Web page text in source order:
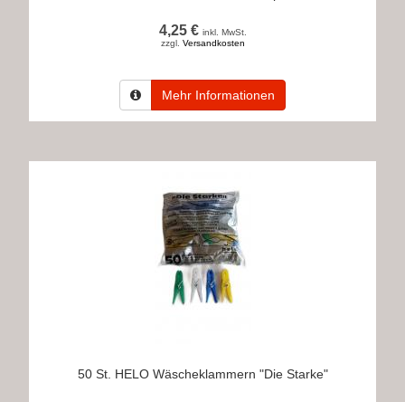
4,25 € inkl. MwSt.
zzgl. Versandkosten
Mehr Informationen
50 St. HELO Wäscheklammern "Die Starke"